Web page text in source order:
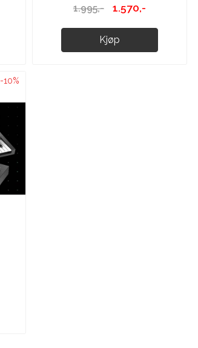
1.995,- 1.570,-
Kjøp
-10%